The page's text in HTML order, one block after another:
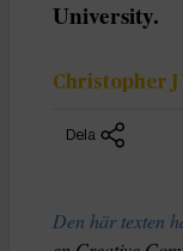
University.
Christopher J
Dela
Den här texten